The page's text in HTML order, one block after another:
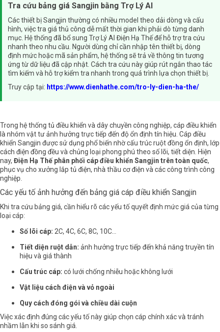
Tra cứu bảng giá Sangjin bằng Trợ Lý AI
Các thiết bịSangjin thường có nhiều model theo dải dòng và cấu
hình, việc tra giá thủ công dễ mất thời gian khi phải dò từng danh
mục. Hệ thống đã bổ sung Trợ Lý AI Điện Hạ Thếđể hỗ trợ tra cứu
nhanh theo nhu cầu. Người dùng chỉ cần nhập tên thiết bị, dòng
định mức hoặc mã sản phẩm, hệ thống sẽ trả về thông tin tương
ứng từ dữ liệu đã cập nhật. Cách tra cứu này giúp rút ngắn thao tác
tìm kiếm và hỗ trợ kiểm tra nhanh trong quá trình lựa chọn thiết bị.
Truy cập tại: https://www.dienhathe.com/tro-ly-dien-ha-the/
Trong hệ thống tủ điều khiển và dây chuyền công nghiệp, cáp điều khiển
là nhóm vật tư ảnh hưởng trực tiếp đến độ ổn định tín hiệu. Cáp điều
khiển Sangjin được sử dụng phổ biến nhờ cấu trúc ruột đồng ổn định, lớp
cách điện đồng đều và chủng loại phong phú theo số lõi, tiết diện. Hiện
nay, Điện Hạ Thế phân phối cáp điều khiển Sangjin trên toàn quốc,
phục vụ cho xưởng lắp tủ điện, nhà thầu cơ điện và các công trình công
nghiệp.
Các yếu tố ảnh hưởng đến bảng giá cáp điều khiển Sangjin
Khi tra cứu bảng giá, cần hiểu rõ các yếu tố quyết định mức giá của từng
loại cáp:
Số lõi cáp: 2C, 4C, 6C, 8C, 10C…
Tiết diện ruột dẫn: ảnh hưởng trực tiếp đến khả năng truyền tín
hiệu và giá thành
Cấu trúc cáp: có lưới chống nhiễu hoặc không lưới
Vật liệu cách điện và vỏ ngoài
Quy cách đóng gói và chiều dài cuộn
Việc xác định đúng các yếu tố này giúp chọn cáp chính xác và tránh
nhầm lẫn khi so sánh giá.